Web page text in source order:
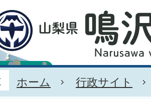
ホーム 行政サイト